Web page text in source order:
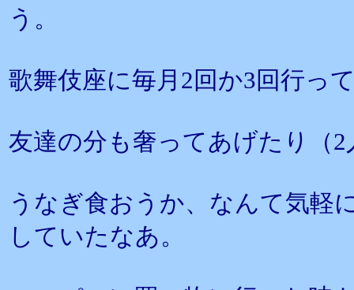
う。
歌舞伎座に毎月2回か3回行っ
友達の分も奢ってあげたり（
うなぎ食おうか、なんて気軽
していたなあ。